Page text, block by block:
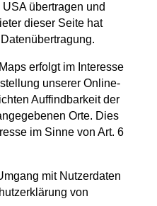
übertragen und
dieser Seite hat
erfolgt im Interesse
unserer Online-
Auffindbarkeit der
Orte. Dies
im Sinne von Art. 6
mit Nutzerdaten
von